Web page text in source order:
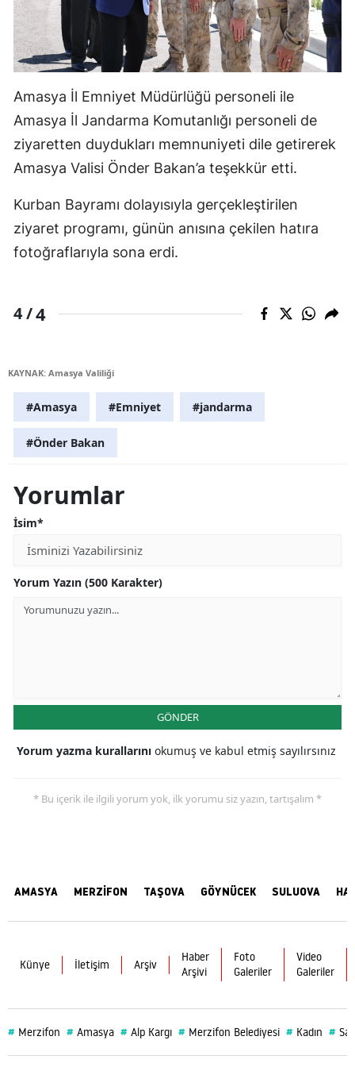
Amasya İl Emniyet Müdürlüğü personeli ile
Amasya İl Jandarma Komutanlığı personeli de
ziyaretten duydukları memnuniyeti dile getirerek
Amasya Valisi Önder Bakan’a teşekkür etti.
Kurban Bayramı dolayısıyla gerçekleştirilen
ziyaret programı, günün anısına çekilen hatıra
fotoğraflarıyla sona erdi.
4 /4
KAYNAK: Amasya Valiliği
#Amasya #Emniyet #jandarma
#Önder Bakan
Yorumlar
İsim*
Yorum Yazın (500 Karakter)
GÖNDER
Yorum yazma kurallarını okumuş ve kabul etmiş sayılırsınız
* Bu içerik ile ilgili yorum yok, ilk yorumu siz yazın, tartışalım *
AMASYA MERZİFON TAŞOVA GÖYNÜCEK SULUOVA
Künye İletişim Arşiv
Haber
Arşivi
Foto
Galeriler
Video
Galeriler
# Merzifon # Amasya # Alp Kargı # Merzifon Belediyesi # Kadın #